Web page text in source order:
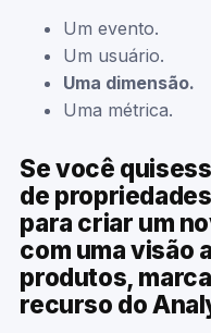
Um evento.
Um usuário.
Uma dimensão.
Uma métrica.
Se você
de
para criar um
com uma visão
produtos,
recurso do